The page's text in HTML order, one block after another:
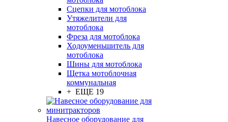
Сцепки для мотоблока
Утяжелители для
мотоблока
Фреза для мотоблока
Ходоуменьшитель для
мотоблока
Шины для мотоблока
Щетка мотоблочная
коммунальная
+ ЕЩЕ 19
Навесное оборудование для